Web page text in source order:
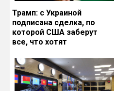
Трамп: с Украиной
подписана сделка, по
которой США заберут
все, что хотят